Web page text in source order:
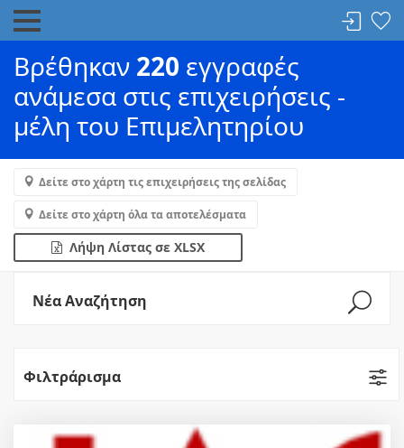
Βρέθηκαν 220 εγγραφές
ανάμεσα στις επιχειρήσεις -
μέλη του Επιμελητηρίου
Δείτε στο χάρτη τις επιχειρήσεις της σελίδας
Δείτε στο χάρτη όλα τα αποτελέσματα
Λήψη Λίστας σε XLSX
Νέα Αναζήτηση
Φιλτράρισμα